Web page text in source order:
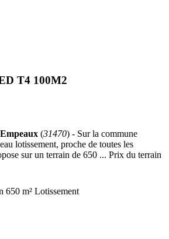
T4 100M2
(31470) - Sur la commune
lotissement, proche de toutes les
sur un terrain de 650 ... Prix du terrain
650 m² Lotissement